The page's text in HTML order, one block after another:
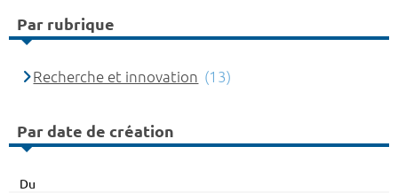
Par rubrique
Recherche et innovation (13)
Par date de création
Du